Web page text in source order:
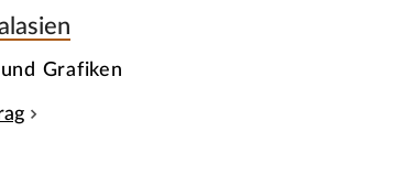
Grafiken